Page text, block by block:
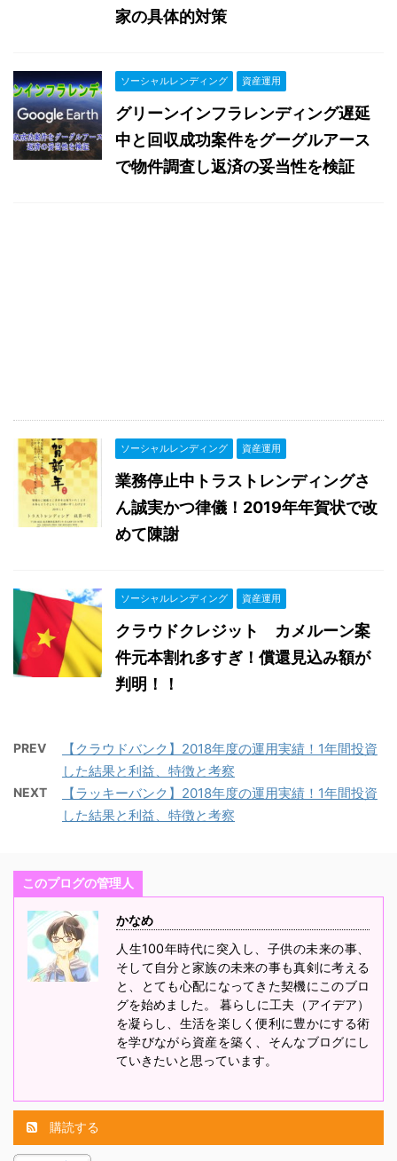
家の具体的対策
ソーシャルレンディング 資産運用
グリーンインフラレンディング遅延
中と回収成功案件をグーグルアース
で物件調査し返済の妥当性を検証
ソーシャルレンディング 資産運用
業務停止中トラストレンディングさ
ん誠実かつ律儀！2019年年賀状で改
めて陳謝
ソーシャルレンディング 資産運用
クラウドクレジット カメルーン案
件元本割れ多すぎ！償還見込み額が
判明！！
PREV
【クラウドバンク】2018年度の運用実績！1年間投資
した結果と利益、特徴と考察
NEXT
【ラッキーバンク】2018年度の運用実績！1年間投資
した結果と利益、特徴と考察
このプログの管理人
かなめ
人生100年時代に突入し、子供の未来の事、
そして自分と家族の未来の事も真剣に考える
と、とても心配になってきた契機にこのブロ
グを始めました。 暮らしに工夫（アイデア）
を凝らし、生活を楽しく便利に豊かにする術
を学びながら資産を築く、そんなブログにし
ていきたいと思っています。
購読する